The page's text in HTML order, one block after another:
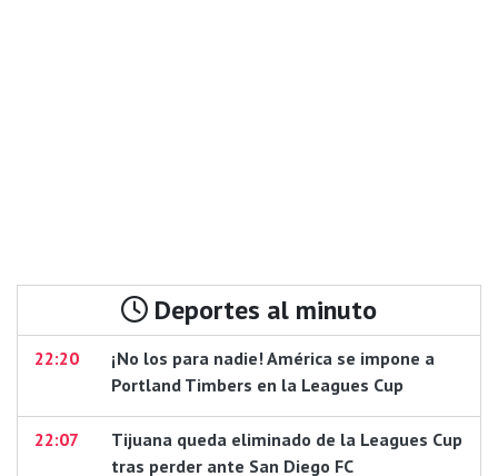
Deportes al minuto
22:20
¡No los para nadie! América se impone a
Portland Timbers en la Leagues Cup
22:07
Tijuana queda eliminado de la Leagues Cup
tras perder ante San Diego FC